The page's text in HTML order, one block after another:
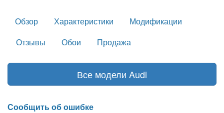
Обзор Характеристики
Модификации
Отзывы
Обои Продажа
Все модели Audi
Сообщить об ошибке